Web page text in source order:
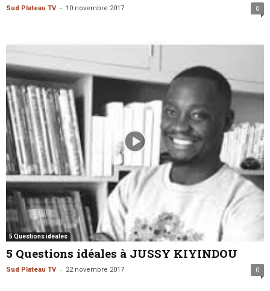
Sud Plateau TV - 10 novembre 2017 0
5 Questions idéales
5 Questions idéales à JUSSY KIYINDOU
Sud Plateau TV - 22 novembre 2017 0